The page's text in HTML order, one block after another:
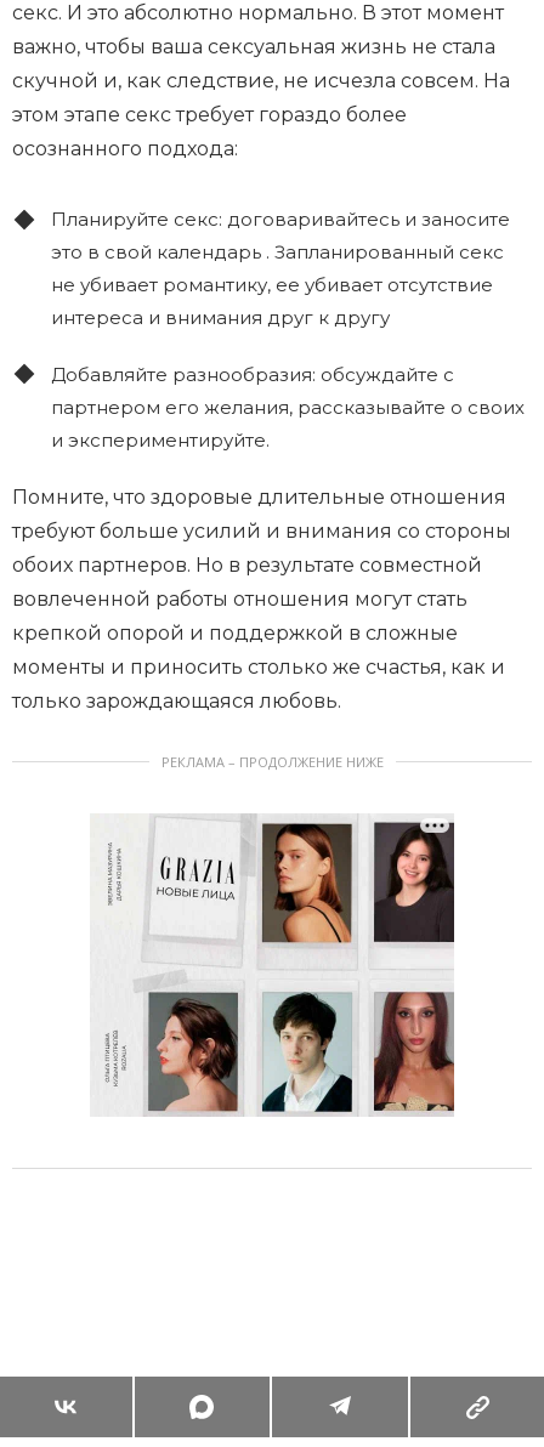
секс. И это абсолютно нормально. В этот момент
важно, чтобы ваша сексуальная жизнь не стала
скучной и, как следствие, не исчезла совсем. На
этом этапе секс требует гораздо более
осознанного подхода:
Планируйте секс: договаривайтесь и заносите
это в свой календарь . Запланированный секс
не убивает романтику, ее убивает отсутствие
интереса и внимания друг к другу
Добавляйте разнообразия: обсуждайте с
партнером его желания, рассказывайте о своих
и экспериментируйте.
Помните, что здоровые длительные отношения
требуют больше усилий и внимания со стороны
обоих партнеров. Но в результате совместной
вовлеченной работы отношения могут стать
крепкой опорой и поддержкой в сложные
моменты и приносить столько же счастья, как и
только зарождающаяся любовь.
РЕКЛАМА – ПРОДОЛЖЕНИЕ НИЖЕ